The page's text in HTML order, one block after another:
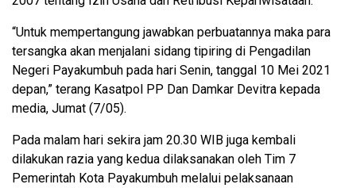
“Untuk mempertangung jawabkan perbuatannya maka para
tersangka akan menjalani sidang tipiring di Pengadilan
Negeri Payakumbuh pada hari Senin, tanggal 10 Mei 2021
depan,” terang Kasatpol PP Dan Damkar Devitra kepada
media, Jumat (7/05).
Pada malam hari sekira jam 20.30 WIB juga kembali
dilakukan razia yang kedua dilaksanakan oleh Tim 7
Pemerintah Kota Payakumbuh melalui pelaksanaan